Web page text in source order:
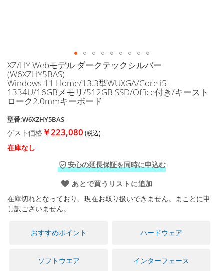
イ
メ
ー
ジ
ギ
ャ
ラ
リ
ー
移
動
す
XZ/HY Webモデル ダークテックシルバー
(W6XZHY5BAS)
Windows 11 Home/13.3型WUXGA/Core i5-
1334U/16GBメモリ/512GB SSD/Office付き/キースト
ローク2.0mmキーボード
型番:W6XZHY5BAS
ゲスト価格 ￥223,080
在庫なし
安心の延長保証を同時に申込む
あとで買うリストに追加
在庫切れとなっており、現在お取り扱いできません。まことに申
し訳ございません。
おすすめポイント ハードウェア
ソフトウエア インターフェース